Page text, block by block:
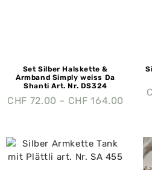
Set Silber Halskette &
Armband Simply weiss Da
Shanti Art. Nr. DS324
CHF 72.00 – CHF 164.00